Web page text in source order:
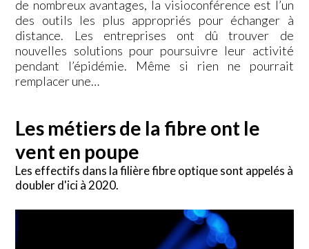
de nombreux avantages, la visioconférence est l’un
des outils les plus appropriés pour échanger à
distance. Les entreprises ont dû trouver de
nouvelles solutions pour poursuivre leur activité
pendant l’épidémie. Même si rien ne pourrait
remplacer une…
Les métiers de la fibre ont le
vent en poupe
Les effectifs dans la filière fibre optique sont appelés à
doubler d'ici à 2020.